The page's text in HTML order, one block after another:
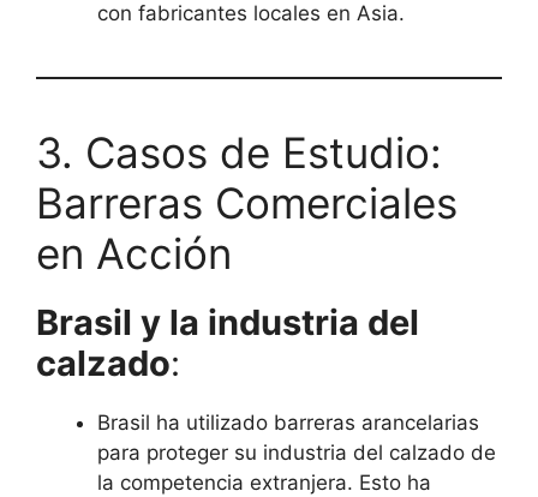
con fabricantes locales en Asia.
3. Casos de Estudio:
Barreras Comerciales
en Acción
Brasil y la industria del
calzado:
Brasil ha utilizado barreras arancelarias
para proteger su industria del calzado de
la competencia extranjera. Esto ha